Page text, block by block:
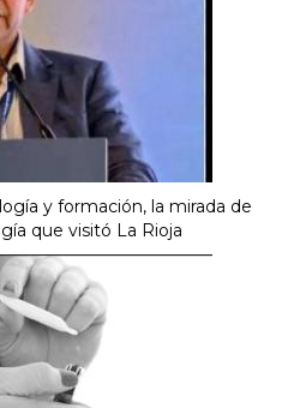
y formación, la mirada de
que visitó La Rioja